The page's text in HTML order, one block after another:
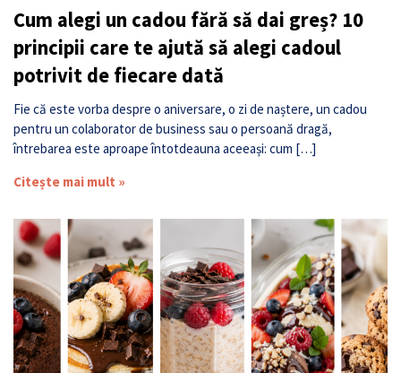
Cum alegi un cadou fără să dai greș? 10
principii care te ajută să alegi cadoul
potrivit de fiecare dată
Fie că este vorba despre o aniversare, o zi de naștere, un cadou
pentru un colaborator de business sau o persoană dragă,
întrebarea este aproape întotdeauna aceeași: cum […]
Citește mai mult »